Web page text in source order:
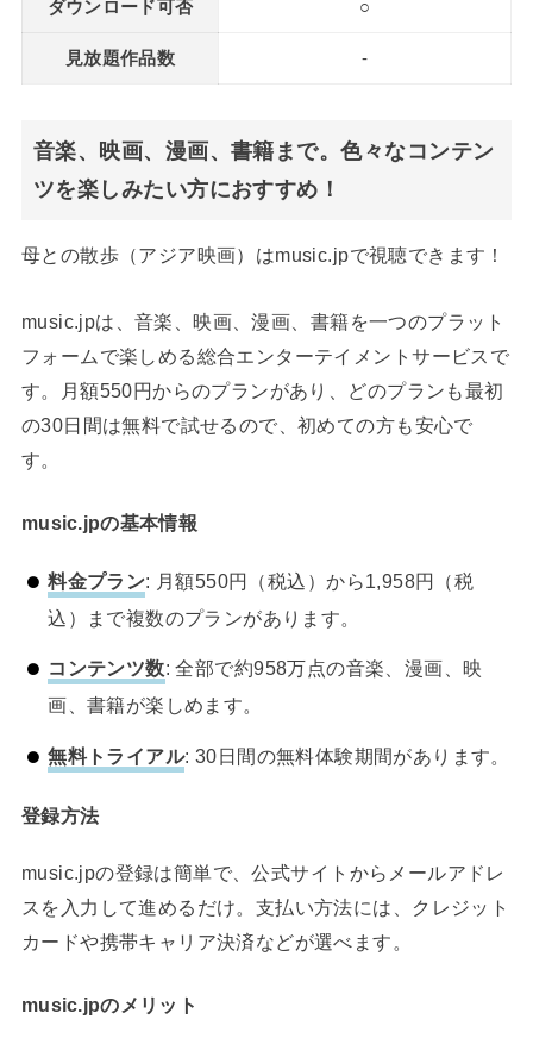
ダウンロード可否 ○
見放題作品数 -
音楽、映画、漫画、書籍まで。色々なコンテン
ツを楽しみたい方におすすめ！
母との散歩（アジア映画）はmusic.jpで視聴できます！
music.jpは、音楽、映画、漫画、書籍を一つのプラット
フォームで楽しめる総合エンターテイメントサービスで
す。月額550円からのプランがあり、どのプランも最初
の30日間は無料で試せるので、初めての方も安心で
す。
music.jpの基本情報
料金プラン: 月額550円（税込）から1,958円（税
込）まで複数のプランがあります。
コンテンツ数: 全部で約958万点の音楽、漫画、映
画、書籍が楽しめます。
無料トライアル: 30日間の無料体験期間があります。
登録方法
music.jpの登録は簡単で、公式サイトからメールアドレ
スを入力して進めるだけ。支払い方法には、クレジット
カードや携帯キャリア決済などが選べます。
music.jpのメリット